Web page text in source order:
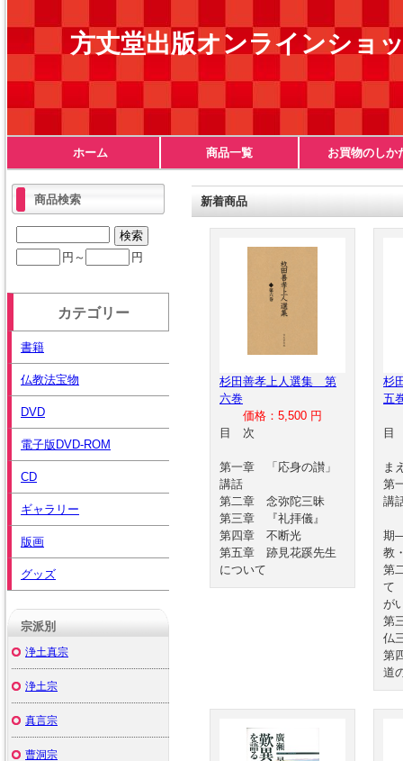
方丈堂出版オンラインショ
ホーム 商品一覧 お買物のしか
新着商品
杉田善孝上人選集 第
六巻
価格：5,500 円
目 次
第一章 「応身の讃」
講話
第二章 念弥陀三昧
第三章 『礼拝儀』
第四章 不断光
第五章 跡見花蹊先生
について
杉
五
ま
第
講
期
教
第
て
が
第
仏
第
道
商品検索
円～ 円
カテゴリー
書籍
仏教法宝物
DVD
電子版DVD-ROM
CD
ギャラリー
版画
グッズ
宗派別
浄土真宗
浄土宗
真言宗
曹洞宗